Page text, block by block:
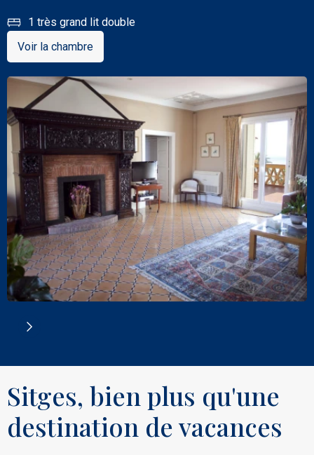
1 très grand lit double
Voir la chambre
Sitges, bien plus qu'une
destination de vacances